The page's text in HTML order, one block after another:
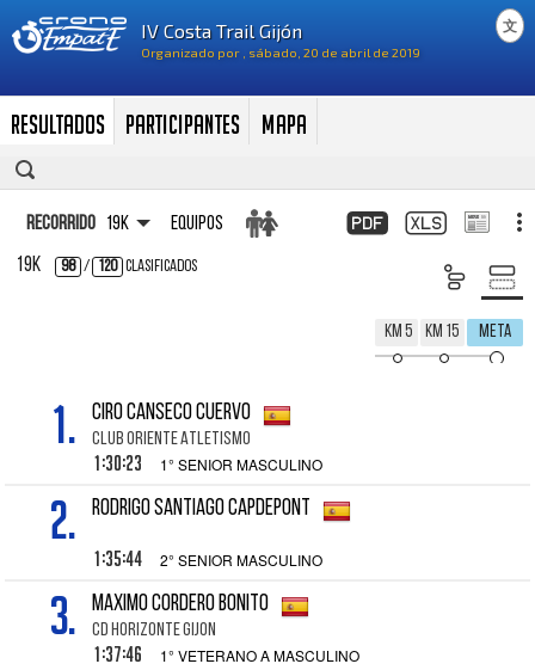
Resultados Participantes Mapa
文
Recorrido 19K Equipos
Km 5 Km 15 Meta
19K 98 / 120 Clasificados
1. CIRO CANSECO CUERVO
CLUB ORIENTE ATLETISMO
1:30:23 1° SENIOR MASCULINO
2. RODRIGO SANTIAGO CAPDEPONT
1:35:44 2° SENIOR MASCULINO
3. MAXIMO CORDERO BONITO
CD HORIZONTE GIJON
1:37:46 1° VETERANO A MASCULINO